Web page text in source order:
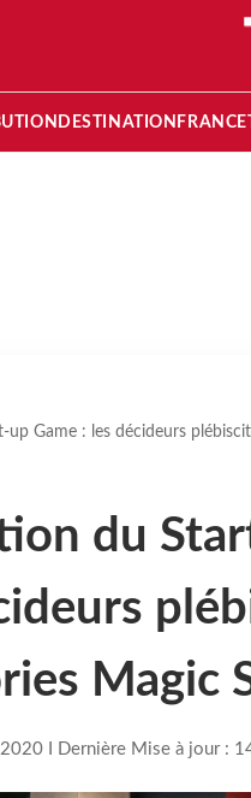
DESTINATION FRANCE
Game : les décideurs
du
Magic
I Dernière Mise à jour :